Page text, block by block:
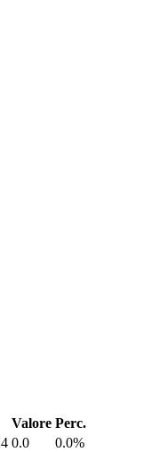
Valore Perc.
0.0
0.0%